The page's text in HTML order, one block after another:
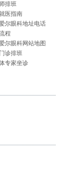
排班
医指南
尔眼科地址电话
程
尔眼科网站地图
诊排班
专家坐诊